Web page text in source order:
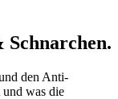
Schnarchen.
den Anti-
was die